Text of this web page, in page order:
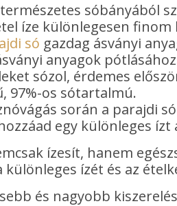
sóbányából
íze különlegesen finom
só gazdag ásványi
anyagok
sózol, érdemes
97%-os sótartalmú.
során a parajdi
egy különleges
ízesít, hanem
különleges ízét és az
és nagyobb